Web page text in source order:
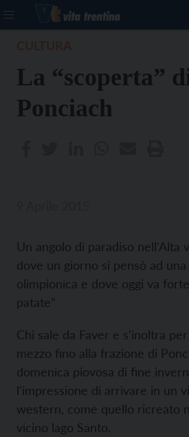
La “scoperta”
Ponciach
Un angolo di paradiso nell'Alta
dove un giorno si pensò ad una
olimpionica e dove oggi va
patate”
Chi sale da Faver e s'inoltra
mezzo fino alla frazione di
domenica piovosa di fine
l'impressione di arrivare in un
western, come quello ricreato
vicino lago Santo.